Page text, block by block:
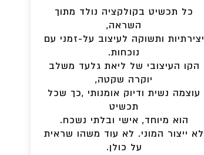
כל תכשיט בקולקציה נולד מתוך
השראה,
יצירתיות ותשוקה לעיצוב על-זמני עם
נוכחות.
הקו העיצובי של ליאת גלעד משלב
יוקרה שקטה,
עוצמה נשית ודיוק אומנותי ,כך שכל
תכשיט
הוא מיוחד, אישי ובלתי נשכח.
לא ייצור המוני. לא עוד משהו שראית
על כולן.